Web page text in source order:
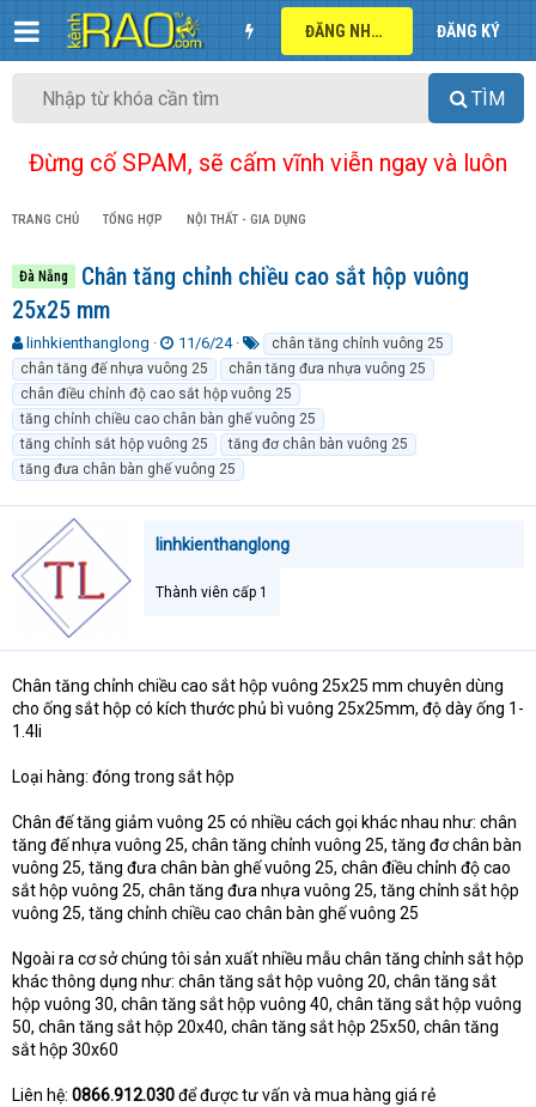
ĐĂNG NHẬP ĐĂNG KÝ
TÌM
Đừng cố SPAM, sẽ cấm vĩnh viễn ngay và luôn
TRANG CHỦ TỔNG HỢP NỘI THẤT - GIA DỤNG
Đà Nẵng
Chân tăng chỉnh chiều cao sắt hộp vuông
25x25 mm
T
h
r
e
a
d
s
t
e
r
linhkienthanglong
N
g
à
y
g
ử
i
11/6/24
ừ
k
h
ó
a
chân tăng chỉnh vuông 25
chân tăng đế nhựa vuông 25
chân tăng đưa nhựa vuông 25
chân điều chỉnh độ cao sắt hộp vuông 25
tăng chỉnh chiều cao chân bàn ghế vuông 25
tăng chỉnh sắt hộp vuông 25
tăng đơ chân bàn vuông 25
tăng đưa chân bàn ghế vuông 25
linhkienthanglong
Thành viên cấp 1
Chân tăng chỉnh chiều cao sắt hộp vuông 25x25 mm chuyên dùng
cho ống sắt hộp có kích thước phủ bì vuông 25x25mm, độ dày ống 1-
1.4li
Loại hàng: đóng trong sắt hộp
Chân đế tăng giảm vuông 25 có nhiều cách gọi khác nhau như: chân
tăng đế nhựa vuông 25, chân tăng chỉnh vuông 25, tăng đơ chân bàn
vuông 25, tăng đưa chân bàn ghế vuông 25, chân điều chỉnh độ cao
sắt hộp vuông 25, chân tăng đưa nhựa vuông 25, tăng chỉnh sắt hộp
vuông 25, tăng chỉnh chiều cao chân bàn ghế vuông 25
Ngoài ra cơ sở chúng tôi sản xuất nhiều mẫu chân tăng chỉnh sắt hộp
khác thông dụng như: chân tăng sắt hộp vuông 20, chân tăng sắt
hộp vuông 30, chân tăng sắt hộp vuông 40, chân tăng sắt hộp vuông
50, chân tăng sắt hộp 20x40, chân tăng sắt hộp 25x50, chân tăng
sắt hộp 30x60
Liên hệ: 0866.912.030để được tư vấn và mua hàng giá rẻ